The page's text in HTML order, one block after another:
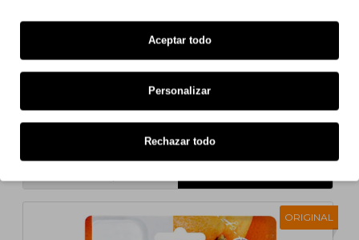
Cartucho de Tinta Original Epson T3351 / 33 XL
33,02€
ORIGINAL
Aceptar todo
Personalizar
Rechazar todo